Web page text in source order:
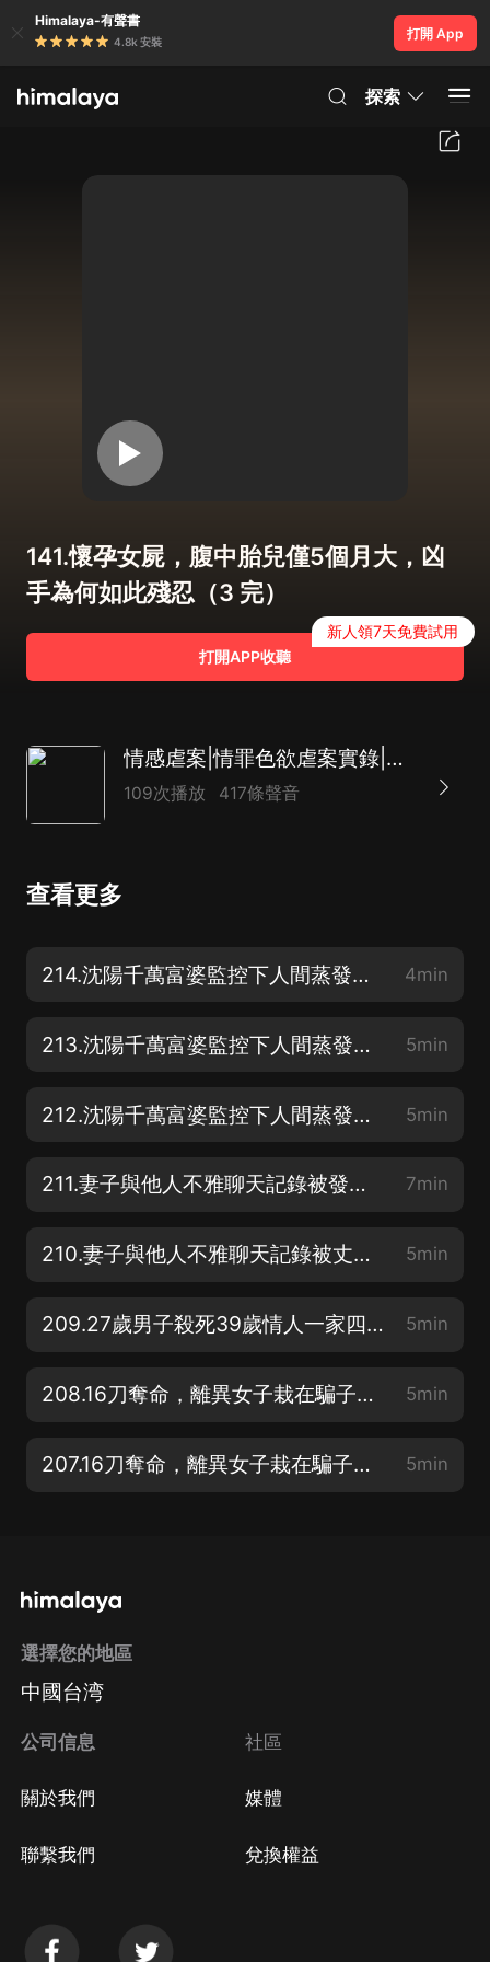
Himalaya-有聲書
4.8k 安裝
打開 App
探索
141.懷孕女屍，腹中胎兒僅5個月大，凶
手為何如此殘忍（3 完）
打開APP收聽
新人領7天免費試用
情感虐案|情罪色欲虐案實錄|男女大案紀實
109次播放 417條聲音
查看更多
214.沈陽千萬富婆監控下人間蒸發，3年尋人無蹤，一個細節讓警方不寒而栗（3 完） 4min
213.沈陽千萬富婆監控下人間蒸發，3年尋人無蹤，一個細節讓警方不寒而栗（2） 5min
212.沈陽千萬富婆監控下人間蒸發，3年尋人無蹤，一個細節讓警方不寒而栗（1） 5min
211.妻子與他人不雅聊天記錄被發親友群后自殺，丈夫以故意殺人罪判13年6個月（2 完） 7min
210.妻子與他人不雅聊天記錄被丈夫發親友群后自殺，丈夫以故意殺人罪判13年6個月（1） 5min
209.27歲男子殺死39歲情人一家四口，被殺的3個孩子大的16歲小的3歲 5min
208.16刀奪命，離異女子栽在騙子甜言蜜語里，死緩判決引眾怒（2 完） 5min
207.16刀奪命，離異女子栽在騙子甜言蜜語里，死緩判決引眾怒（1） 5min
選擇您的地區
中國台湾
公司信息
關於我們
聯繫我們
社區
媒體
兌換權益